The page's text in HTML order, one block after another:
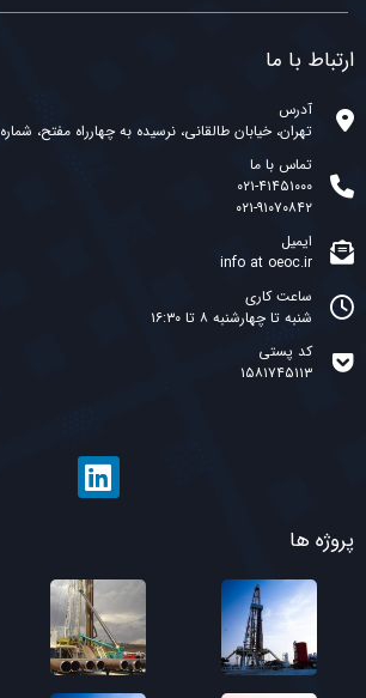
ارتباط با ما
آدرس
تهران، خیابان طالقانی، نرسیده به چهارراه مفتح، شماره ۲۳۴
تماس با ما
۰۲۱-۴۱۴۵۱۰۰۰
۰۲۱-۹۱۰۷۰۸۴۲
ایمیل
info at oeoc.ir
ساعت کاری
شنبه تا چهارشنبه ۸ تا ۱۶:۳۰
کد پستی
۱۵۸۱۷۴۵۱۱۳
پروژه ها